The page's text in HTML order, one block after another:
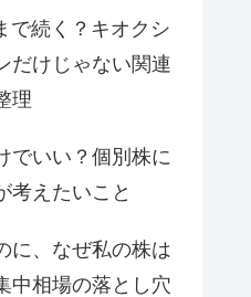
で続く？キオクシ
だけじゃない関連
理
でいい？個別株に
考えたいこと
に、なぜ私の株は
中相場の落とし穴